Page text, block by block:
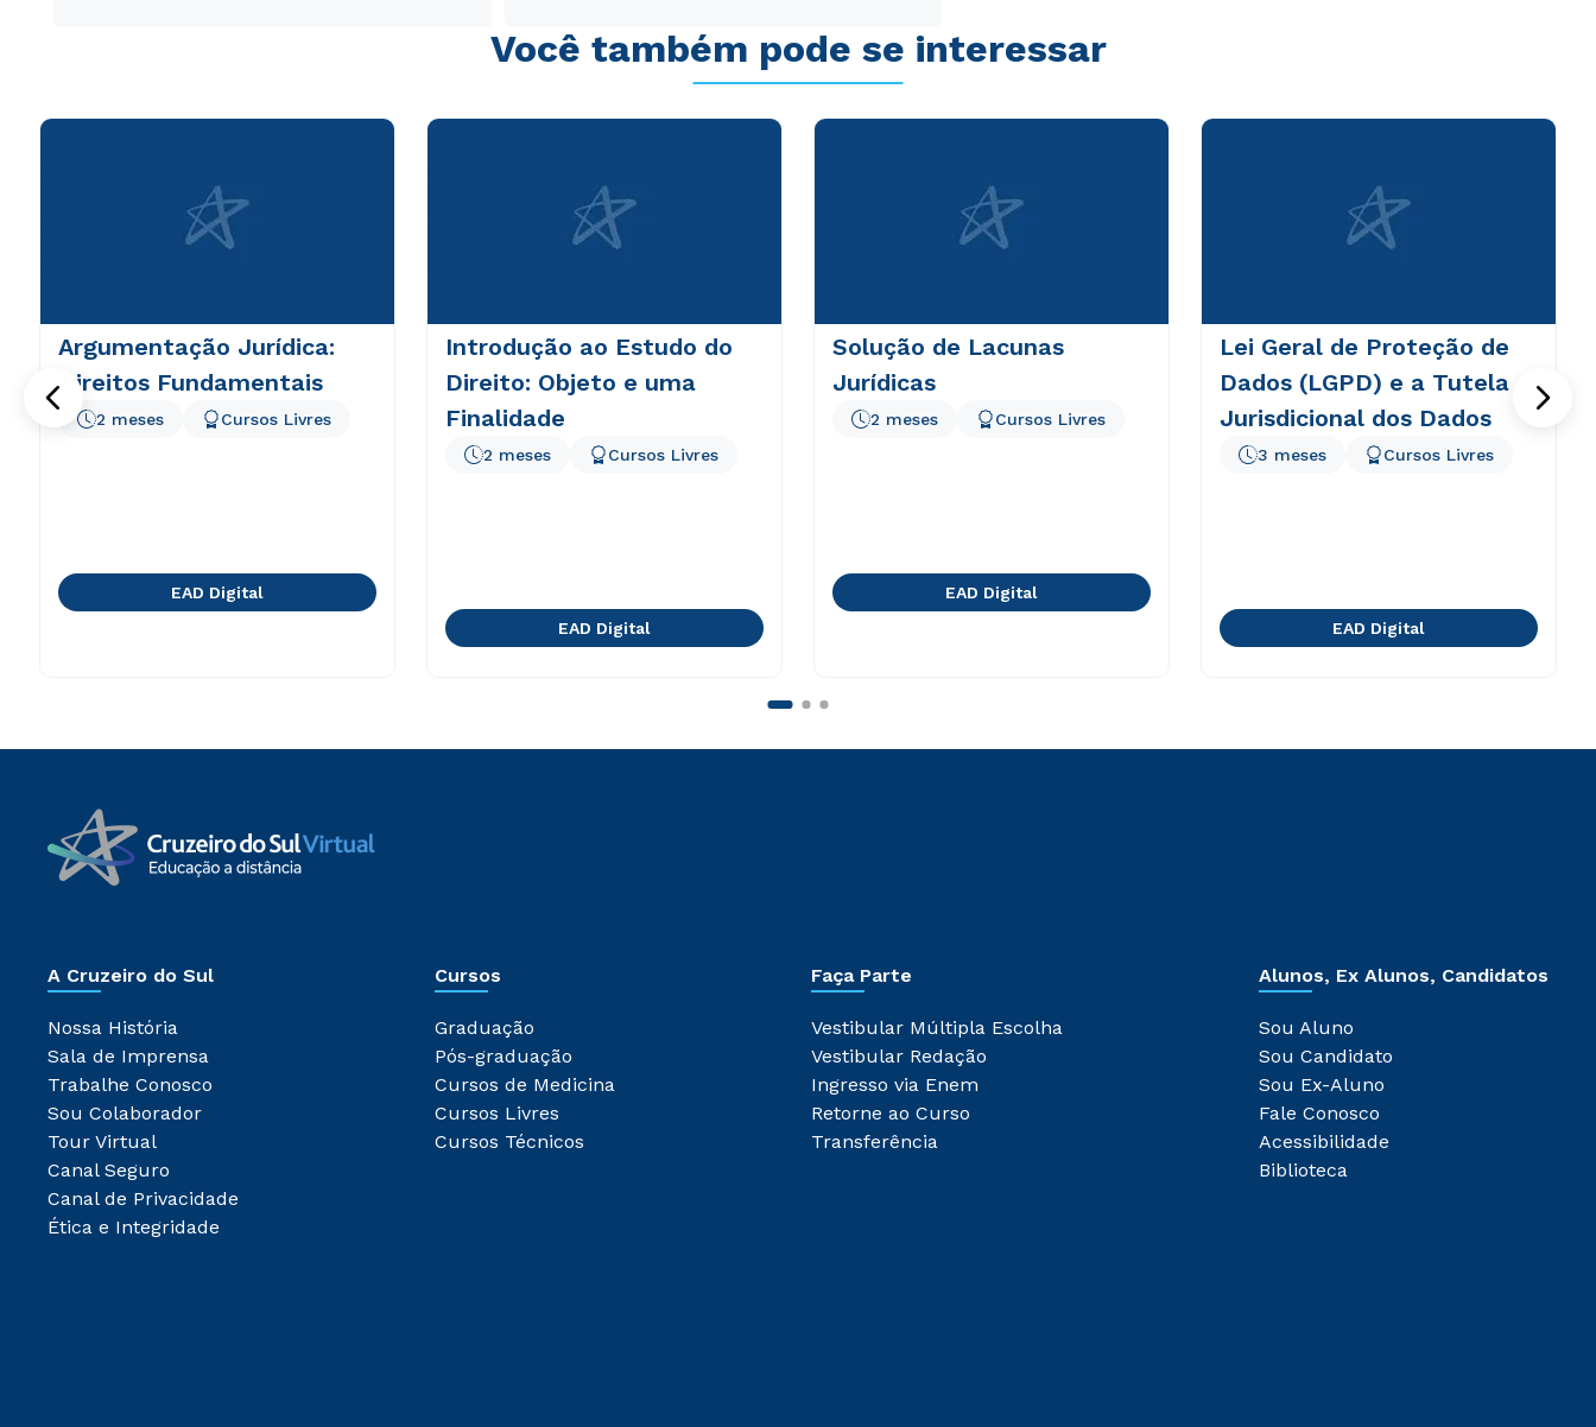
Você também pode se interessar
Argumentação Jurídica:
Direitos Fundamentais
2 meses Cursos Livres
EAD Digital
Introdução ao Estudo do
Direito: Objeto e uma
Finalidade
2 meses Cursos Livres
EAD Digital
Solução de Lacunas
Jurídicas
2 meses Cursos Livres
EAD Digital
Lei Geral de Proteção de
Dados (LGPD) e a Tutela
Jurisdicional dos Dados
3 meses Cursos Livres
EAD Digital
A Cruzeiro do Sul
Nossa História
Sala de Imprensa
Trabalhe Conosco
Sou Colaborador
Tour Virtual
Canal Seguro
Canal de Privacidade
Ética e Integridade
Cursos
Graduação
Pós-graduação
Cursos de Medicina
Cursos Livres
Cursos Técnicos
Faça Parte
Vestibular Múltipla Escolha
Vestibular Redação
Ingresso via Enem
Retorne ao Curso
Transferência
Alunos, Ex Alunos, Candidatos
Sou Aluno
Sou Candidato
Sou Ex-Aluno
Fale Conosco
Acessibilidade
Biblioteca